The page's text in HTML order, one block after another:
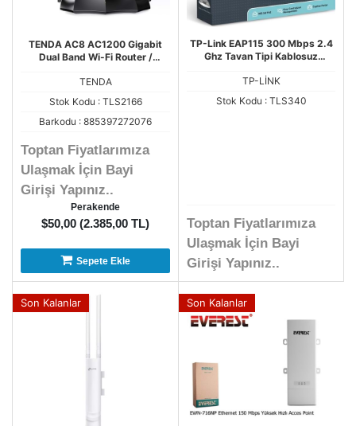
TENDA AC8 AC1200 Gigabit
Dual Band Wi-Fi Router /
Gigabit Port 2.4GHz & 5GHz
Dual Bant Router
TENDA
Stok Kodu : TLS2166
Barkodu : 885397272076
Toptan Fiyatlarımıza
Ulaşmak İçin Bayi
Girişi Yapınız..
Perakende
$50,00 (2.385,00 TL)
Sepete Ekle
TP-Link EAP115 300 Mbps 2.4
Ghz Tavan Tipi Kablosuz
TP-LİNK
Stok Kodu : TLS340
Toptan Fiyatlarımıza
Ulaşmak İçin Bayi
Girişi Yapınız..
Son Kalanlar Son Kalanlar